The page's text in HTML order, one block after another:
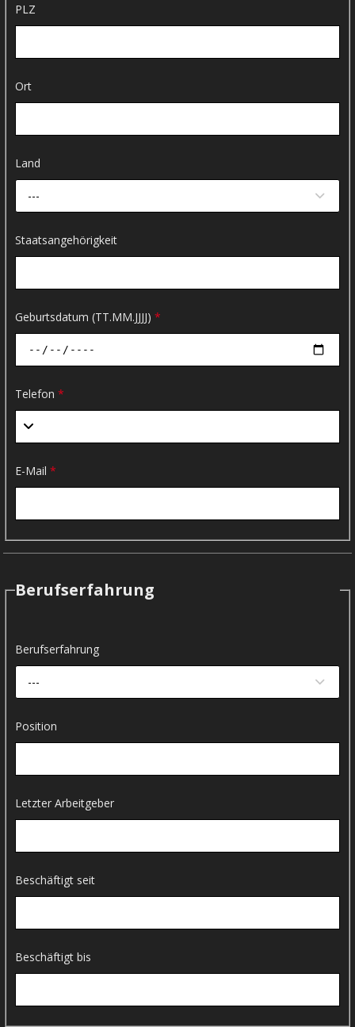
PLZ
Ort
Land
---
Staatsangehörigkeit
Geburtsdatum (TT.MM.JJJJ) *
Telefon *
E-Mail *
Berufserfahrung
Berufserfahrung
---
Position
Letzter Arbeitgeber
Beschäftigt seit
Beschäftigt bis